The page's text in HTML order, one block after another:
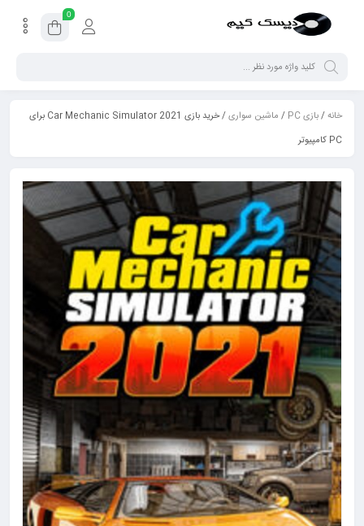
0
خانه/بازی PC / ماشین سواری
/ خرید بازی Car Mechanic Simulator 2021 برای
PC کامپیوتر